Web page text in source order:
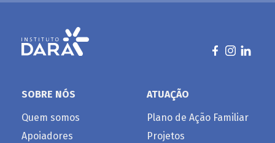
SOBRE NÓS
Quem somos
Apoiadores
ATUAÇÃO
Plano de Ação Familiar
Projetos